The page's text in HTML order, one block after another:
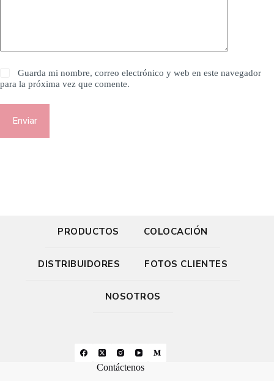
Guarda mi nombre, correo electrónico y web en este navegador
para la próxima vez que comente.
Enviar
PRODUCTOS COLOCACIÓN
DISTRIBUIDORES FOTOS CLIENTES
NOSOTROS
Contáctenos